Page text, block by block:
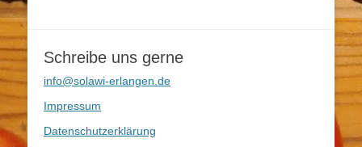
Schreibe uns gerne
info@solawi-erlangen.de
Impressum
Datenschutzerklärung